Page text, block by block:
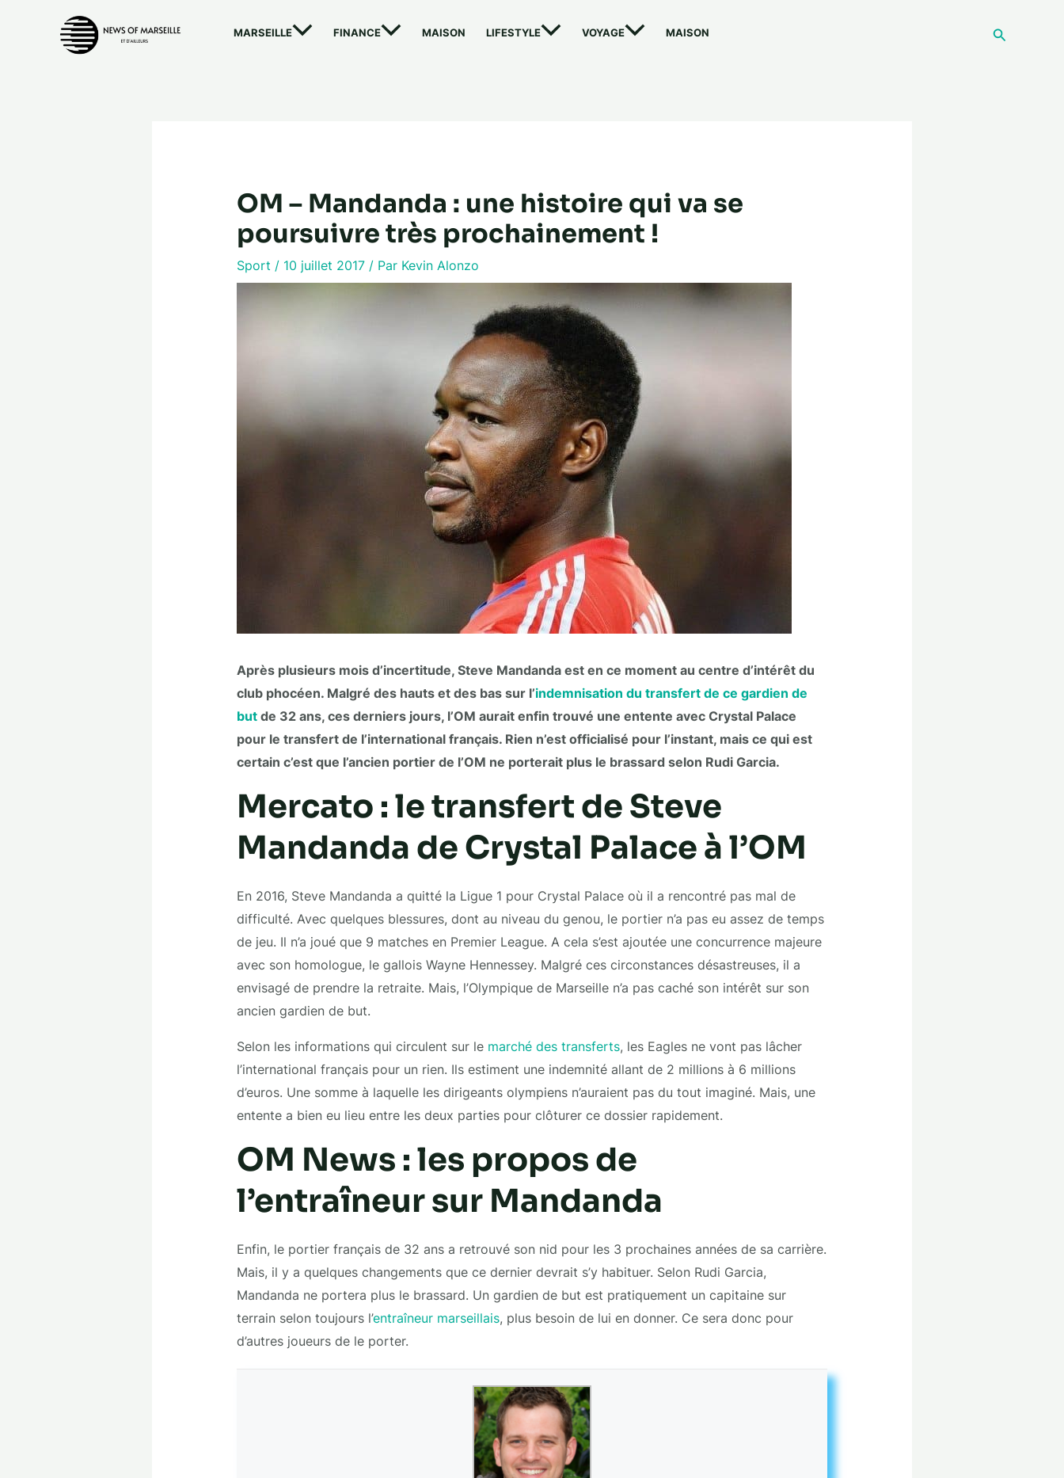
MARSEILLE FINANCE MAISON LIFESTYLE VOYAGE MAISON
OM – Mandanda : une histoire qui va se
poursuivre très prochainement !
Sport / 10 juillet 2017 / Par Kevin Alonzo
Après plusieurs mois d’incertitude, Steve Mandanda est en ce moment au centre d’intérêt du
club phocéen. Malgré des hauts et des bas sur l’indemnisation du transfert de ce gardien de
butde 32 ans, ces derniers jours, l’OM aurait enfin trouvé une entente avec Crystal Palace
pour le transfert de l’international français. Rien n’est officialisé pour l’instant, mais ce qui est
certain c’est que l’ancien portier de l’OM ne porterait plus le brassard selon Rudi Garcia.
Mercato : le transfert de Steve
Mandanda de Crystal Palace à l’OM
En 2016, Steve Mandanda a quitté la Ligue 1 pour Crystal Palace où il a rencontré pas mal de
difficulté. Avec quelques blessures, dont au niveau du genou, le portier n’a pas eu assez de temps
de jeu. Il n’a joué que 9 matches en Premier League. A cela s’est ajoutée une concurrence majeure
avec son homologue, le gallois Wayne Hennessey. Malgré ces circonstances désastreuses, il a
envisagé de prendre la retraite. Mais, l’Olympique de Marseille n’a pas caché son intérêt sur son
ancien gardien de but.
Selon les informations qui circulent sur le marché des transferts, les Eagles ne vont pas lâcher
l’international français pour un rien. Ils estiment une indemnité allant de 2 millions à 6 millions
d’euros. Une somme à laquelle les dirigeants olympiens n’auraient pas du tout imaginé. Mais, une
entente a bien eu lieu entre les deux parties pour clôturer ce dossier rapidement.
OM News : les propos de
l’entraîneur sur Mandanda
Enfin, le portier français de 32 ans a retrouvé son nid pour les 3 prochaines années de sa carrière.
Mais, il y a quelques changements que ce dernier devrait s’y habituer. Selon Rudi Garcia,
Mandanda ne portera plus le brassard. Un gardien de but est pratiquement un capitaine sur
terrain selon toujours l’entraîneur marseillais, plus besoin de lui en donner. Ce sera donc pour
d’autres joueurs de le porter.